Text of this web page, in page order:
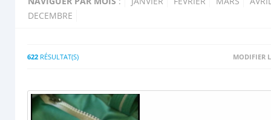
DECEMBRE
622 RÉSULTAT(S) MODIFIER